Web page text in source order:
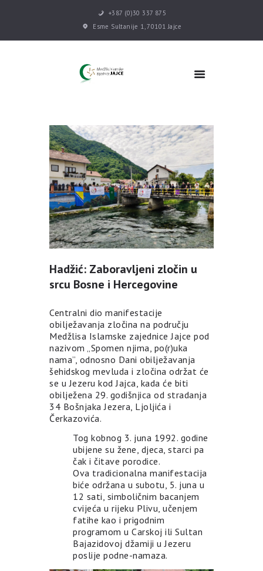
+387 (0)30 337 875
Esme Sultanije 1, 70101 Jajce
POČETNA
DŽEMATI
MEKTEB
ASOCIJACIJE
USLUGE
MULTIMEDIJA
KONTAKT
DONACIJE
Hadžić: Zaboravljeni zločin u
srcu Bosne i Hercegovine
Centralni dio manifestacije
obilježavanja zločina na području
Medžlisa Islamske zajednice Jajce pod
nazivom „Spomen njima, po(r)uka
nama”, odnosno Dani obilježavanja
šehidskog mevluda i zločina održat će
se u Jezeru kod Jajca, kada će biti
obilježena 29. godišnjica od stradanja
34 Bošnjaka Jezera, Ljoljića i
Čerkazovića.
Tog kobnog 3. juna 1992. godine
ubijene su žene, djeca, starci pa
čak i čitave porodice.
Ova tradicionalna manifestacija
biće održana u subotu, 5. juna u
12 sati, simboličnim bacanjem
cvijeća u rijeku Plivu, učenjem
fatihe kao i prigodnim
programom u Carskoj ili Sultan
Bajazidovoj džamiji u Jezeru
poslije podne-namaza.